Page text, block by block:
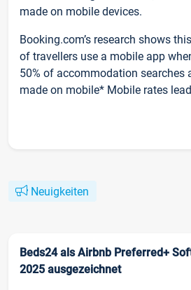
made on mobile devices.
Booking.com’s research shows
of travellers use a mobile app
50% of accommodation searches
made on mobile* Mobile rates
Neuigkeiten
Beds24 als Airbnb Preferred+
2025 ausgezeichnet